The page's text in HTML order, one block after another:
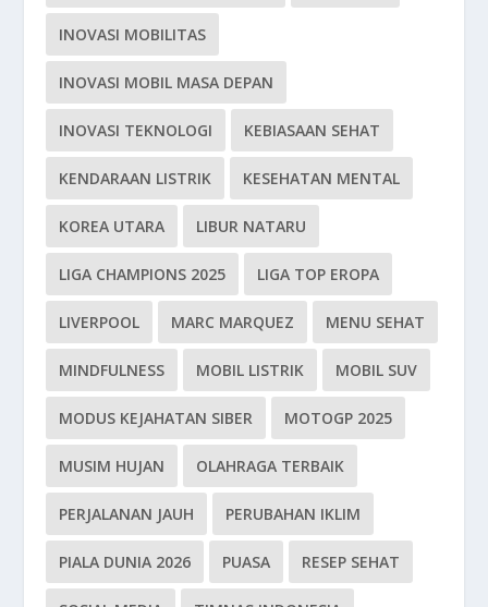
INOVASI MOBILITAS
INOVASI MOBIL MASA DEPAN
INOVASI TEKNOLOGI KEBIASAAN SEHAT
KENDARAAN LISTRIK KESEHATAN MENTAL
KOREA UTARA LIBUR NATARU
LIGA CHAMPIONS 2025 LIGA TOP EROPA
LIVERPOOL MARC MARQUEZ MENU SEHAT
MINDFULNESS MOBIL LISTRIK MOBIL SUV
MODUS KEJAHATAN SIBER MOTOGP 2025
MUSIM HUJAN OLAHRAGA TERBAIK
PERJALANAN JAUH PERUBAHAN IKLIM
PIALA DUNIA 2026 PUASA RESEP SEHAT